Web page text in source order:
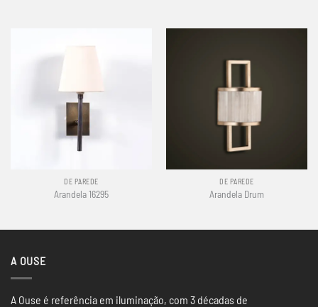
DE PAREDE
Arandela 16295
DE PAREDE
Arandela Drum
A OUSE
A Ouse é referência em iluminação, com 3 décadas de